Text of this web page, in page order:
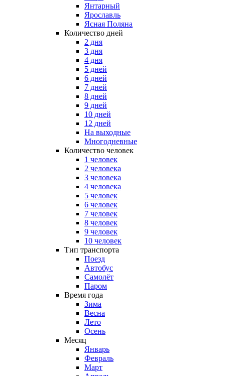
Янтарный
Ярославль
Ясная Поляна
Количество дней
2 дня
3 дня
4 дня
5 дней
6 дней
7 дней
8 дней
9 дней
10 дней
12 дней
На выходные
Многодневные
Количество человек
1 человек
2 человека
3 человека
4 человека
5 человек
6 человек
7 человек
8 человек
9 человек
10 человек
Тип транспорта
Поезд
Автобус
Самолёт
Паром
Время года
Зима
Весна
Лето
Осень
Месяц
Январь
Февраль
Март